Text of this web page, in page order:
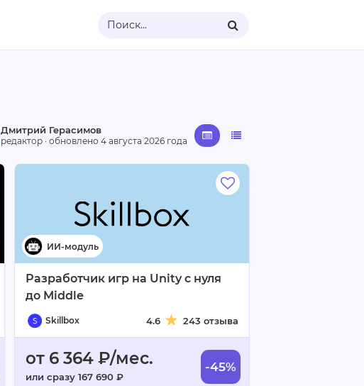
Поиск...
Разработчик игр на Unity с нуля
до Middle
Skillbox 4.6 243 отзыва
от 6 364 ₽/мес.
или сразу 167 690 ₽
-45%
Дмитрий Герасимов
редактор · обновлено 4 августа 2026 года